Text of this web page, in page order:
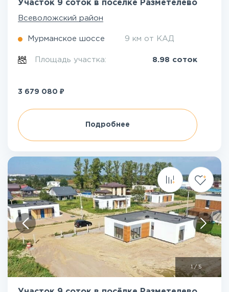
Участок 9 соток в посёлке Разметелево
Всеволожский район
Мурманское шоссе 9 км от КАД
Площадь участка: 8.98 соток
3 679 080 ₽
Подробнее
1/5